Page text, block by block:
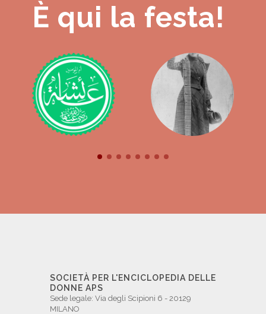
È qui la festa!
SOCIETÀ PER L'ENCICLOPEDIA DELLE
DONNE APS
Sede legale: Via degli Scipioni 6 - 20129
MILANO